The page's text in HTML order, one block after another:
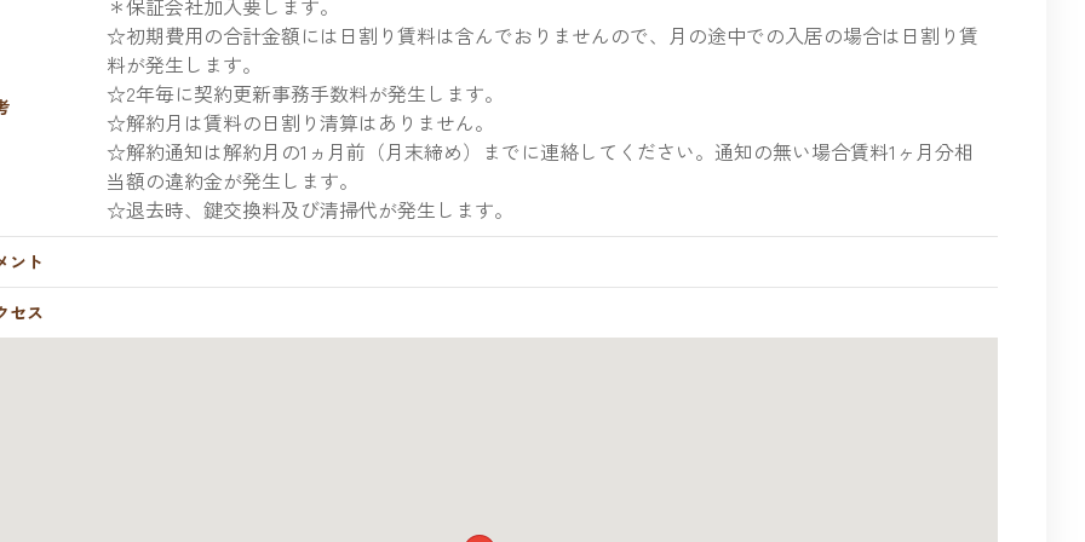
☆初期費用の合計金額には日割り賃料は含んでおりませんので、月の途中での入居の場合は日割り賃
料が発生します。
☆2年毎に契約更新事務手数料が発生します。
☆解約月は賃料の日割り清算はありません。
☆解約通知は解約月の1ヵ月前（月末締め）までに連絡してください。通知の無い場合賃料1ヶ月分相
当額の違約金が発生します。
☆退去時、鍵交換料及び清掃代が発生します。
ント
セス